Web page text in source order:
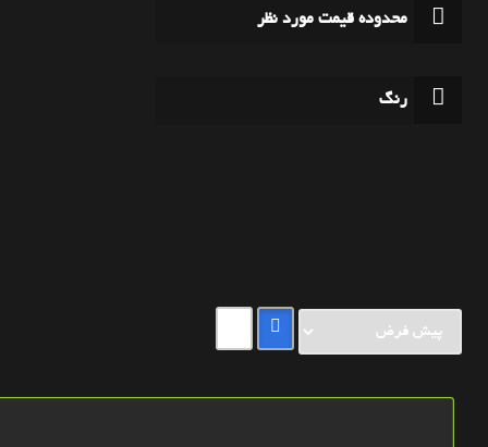
محدوده قیمت مورد نظر
رنگ